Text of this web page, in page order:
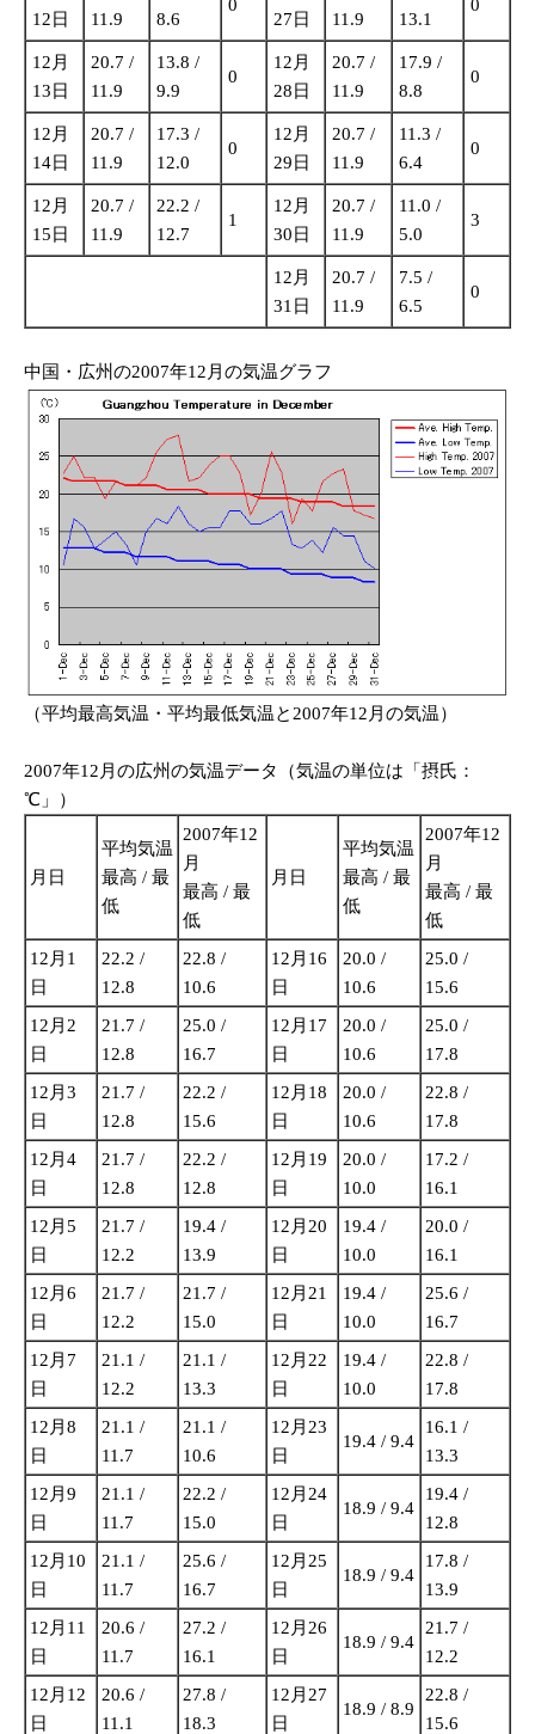
12日 11.9 8.6
0
27日 11.9 13.1
0
12月
13日
20.7 /
11.9
13.8 /
9.9
0
12月
28日
20.7 /
11.9
17.9 /
8.8
0
12月
14日
20.7 /
11.9
17.3 /
12.0
0
12月
29日
20.7 /
11.9
11.3 /
6.4
0
12月
15日
20.7 /
11.9
22.2 /
12.7
1
12月
30日
20.7 /
11.9
11.0 /
5.0
3
12月
31日
20.7 /
11.9
7.5 /
6.5
0
中国・広州の2007年12月の気温グラフ
（平均最高気温・平均最低気温と2007年12月の気温）
2007年12月の広州の気温データ（気温の単位は「摂氏：
℃」）
月日
平均気温
最高 / 最
低
2007年12
月
最高 / 最
低
月日
平均気温
最高 / 最
低
2007年12
月
最高 / 最
低
12月1
日
22.2 /
12.8
22.8 /
10.6
12月16
日
20.0 /
10.6
25.0 /
15.6
12月2
日
21.7 /
12.8
25.0 /
16.7
12月17
日
20.0 /
10.6
25.0 /
17.8
12月3
日
21.7 /
12.8
22.2 /
15.6
12月18
日
20.0 /
10.6
22.8 /
17.8
12月4
日
21.7 /
12.8
22.2 /
12.8
12月19
日
20.0 /
10.0
17.2 /
16.1
12月5
日
21.7 /
12.2
19.4 /
13.9
12月20
日
19.4 /
10.0
20.0 /
16.1
12月6
日
21.7 /
12.2
21.7 /
15.0
12月21
日
19.4 /
10.0
25.6 /
16.7
12月7
日
21.1 /
12.2
21.1 /
13.3
12月22
日
19.4 /
10.0
22.8 /
17.8
12月8
日
21.1 /
11.7
21.1 /
10.6
12月23
日
19.4 / 9.4
16.1 /
13.3
12月9
日
21.1 /
11.7
22.2 /
15.0
12月24
日
18.9 / 9.4
19.4 /
12.8
12月10
日
21.1 /
11.7
25.6 /
16.7
12月25
日
18.9 / 9.4
17.8 /
13.9
12月11
日
20.6 /
11.7
27.2 /
16.1
12月26
日
18.9 / 9.4
21.7 /
12.2
12月12
日
20.6 /
11.1
27.8 /
18.3
12月27
日
18.9 / 8.9
22.8 /
15.6